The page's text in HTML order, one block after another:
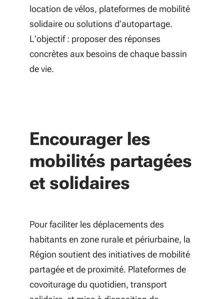
location de vélos, plateformes de mobilité
solidaire ou solutions d’autopartage.
L’objectif : proposer des réponses
concrètes aux besoins de chaque bassin
de vie.
Encourager les
mobilités partagées
et solidaires
Pour faciliter les déplacements des
habitants en zone rurale et périurbaine, la
Région soutient des initiatives de mobilité
partagée et de proximité. Plateformes de
covoiturage du quotidien, transport